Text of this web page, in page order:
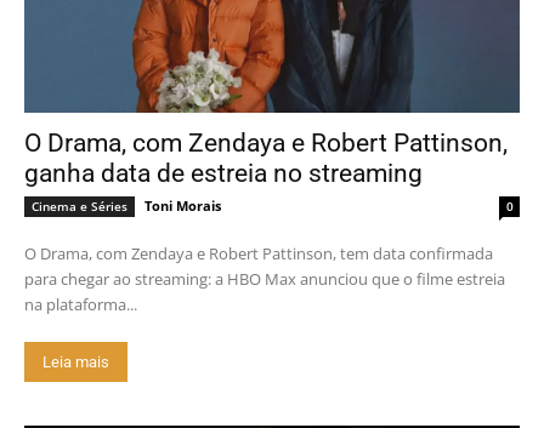
O Drama, com Zendaya e Robert Pattinson,
ganha data de estreia no streaming
Cinema e Séries Toni Morais 0
O Drama, com Zendaya e Robert Pattinson, tem data confirmada
para chegar ao streaming: a HBO Max anunciou que o filme estreia
na plataforma...
Leia mais